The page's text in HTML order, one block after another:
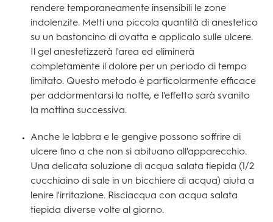
rendere temporaneamente insensibili le zone
indolenzite. Metti una piccola quantità di anestetico
su un bastoncino di ovatta e applicalo sulle ulcere.
Il gel anestetizzerà l'area ed eliminerà
completamente il dolore per un periodo di tempo
limitato. Questo metodo è particolarmente efficace
per addormentarsi la notte, e l'effetto sarà svanito
la mattina successiva.
Anche le labbra e le gengive possono soffrire di
ulcere fino a che non si abituano all'apparecchio.
Una delicata soluzione di acqua salata tiepida (1/2
cucchiaino di sale in un bicchiere di acqua) aiuta a
lenire l'irritazione. Risciacqua con acqua salata
tiepida diverse volte al giorno.